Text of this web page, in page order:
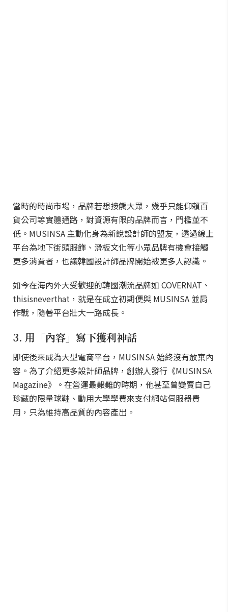
當時的時尚市場，品牌若想接觸大眾，幾乎只能仰賴百
貨公司等實體通路，對資源有限的品牌而言，門檻並不
低。MUSINSA 主動化身為新銳設計師的盟友，透過線上
平台為地下街頭服飾、滑板文化等小眾品牌有機會接觸
更多消費者，也讓韓國設計師品牌開始被更多人認識。
如今在海內外大受歡迎的韓國潮流品牌如 COVERNAT、
thisisneverthat，就是在成立初期便與 MUSINSA 並肩
作戰，隨著平台壯大一路成長。
3. 用「內容」寫下獲利神話
即使後來成為大型電商平台，MUSINSA 始終沒有放棄內
容。為了介紹更多設計師品牌，創辦人發行《MUSINSA
Magazine》。在營運最艱難的時期，他甚至曾變賣自己
珍藏的限量球鞋、動用大學學費來支付網站伺服器費
用，只為維持高品質的內容產出。